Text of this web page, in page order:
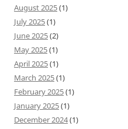
August 2025(1)
July 2025(1)
June 2025(2)
May 2025(1)
April 2025(1)
March 2025(1)
February 2025(1)
January 2025(1)
December 2024(1)